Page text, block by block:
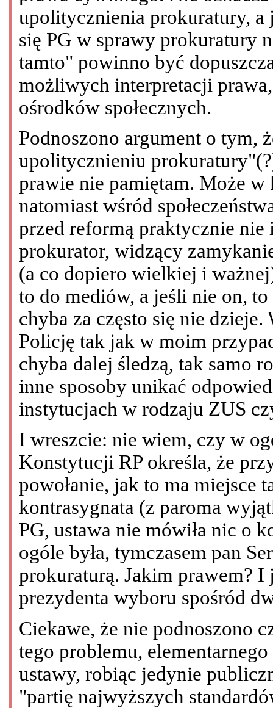
upolitycznienia prokuratury, a
się PG w sprawy prokuratury
tamto" powinno być
możliwych interpretacji
ośrodków społecznych.
Podnoszono argument o tym,
upolitycznieniu
prawie nie pamiętam. Może
natomiast wśród
przed reformą praktycznie nie
prokurator, widzący
(a co dopiero wielkiej i
to do mediów, a jeśli nie on,
chyba za często się nie
Policję tak jak w moim
chyba dalej śledzą, tak samo
inne sposoby unikać
instytucjach w rodzaju ZUS
I wreszcie: nie wiem, czy w
Konstytucji RP określa, że
powołanie, jak to ma miejsce
kontrasygnata (z paroma
PG, ustawa nie mówiła nic o
ogóle była, tymczasem pan
prokuraturą. Jakim prawem?
prezydenta wyboru spośród
Ciekawe, że nie podnoszono
tego problemu,
ustawy, robiąc jedynie
"partię najwyższych